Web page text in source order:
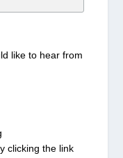
like to hear from
clicking the link